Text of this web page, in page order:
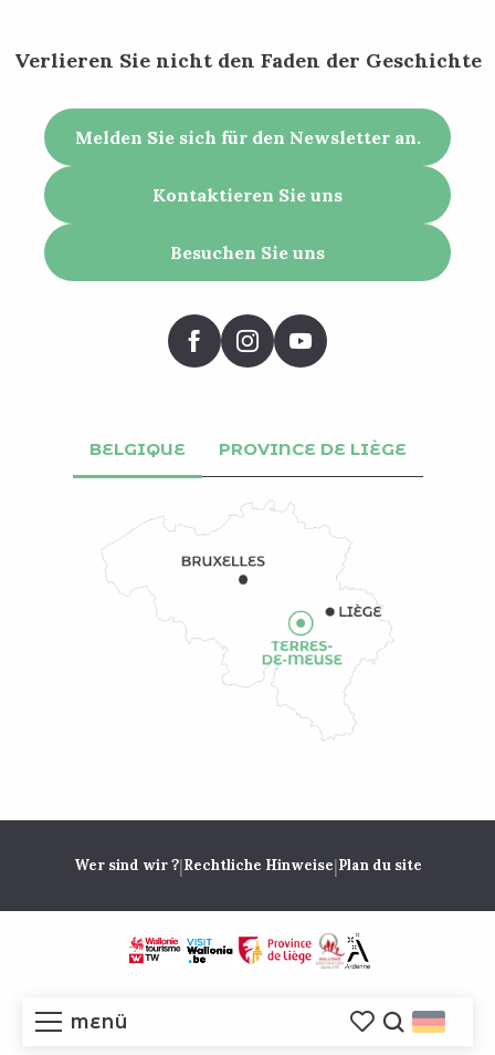
MENÜ
Verlieren Sie nicht den Faden der Geschichte
Melden Sie sich für den Newsletter an.
Kontaktieren Sie uns
Besuchen Sie uns
BELGIQUE PROVINCE DE LIÈGE
Wer sind wir ?|Rechtliche Hinweise|Plan du site